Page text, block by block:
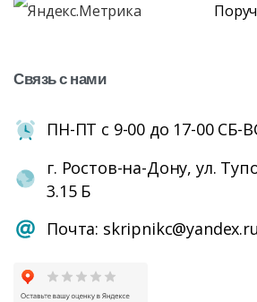
Связьснами
ПН-ПТ с 9-00 до 17-00 СБ-
г. Ростов-на-Дону, ул.
3.15 Б
Почта: skripnikc@yandex.ru